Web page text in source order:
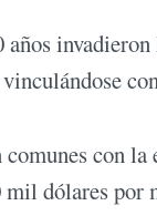
invadieron
con la
dólares por